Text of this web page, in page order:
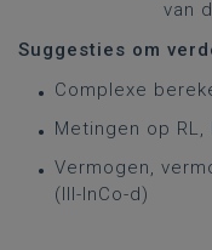
van
Suggesties om
Complexe
Metingen op RL,
Vermogen,
(III-InCo-d)